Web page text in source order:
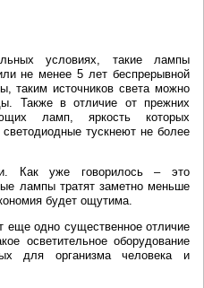
условиях, такие лампы
не менее 5 лет беспрерывной
таким источников света можно
Также в отличие от прежних
ламп, яркость которых
тускнеют не более
Как уже говорилось – это
лампы тратят заметно меньше
будет ощутима.
еще одно существенное отличие
осветительное оборудование
для организма человека и